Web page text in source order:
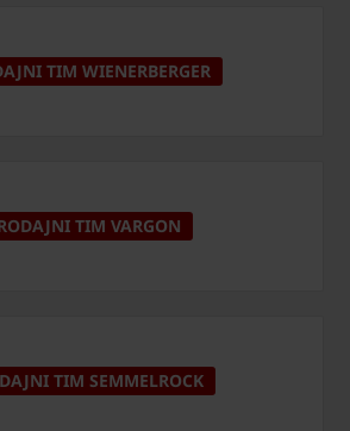
TIM WIENERBERGER
TIM VARGON
TIM SEMMELROCK